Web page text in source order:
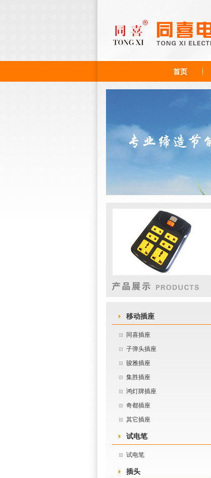
首页
移动插座
同喜插座
子弹头插座
骏雅插座
集胜插座
鸿灯牌插座
奇都插座
其它插座
试电笔
试电笔
插头